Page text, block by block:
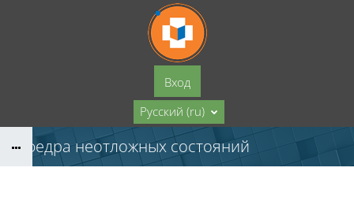
Перейти к основному содержанию
Вход
Русский ‎(ru)‎
Кафедра неотложных состояний